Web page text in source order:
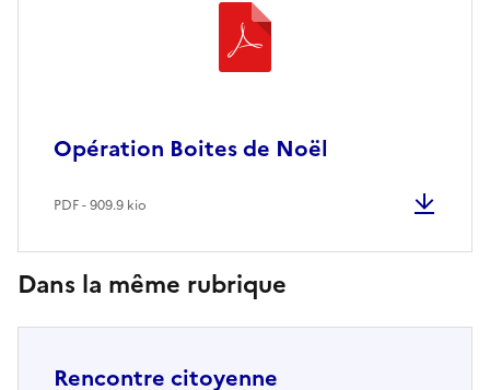
Opération Boites de Noël
PDF - 909.9 kio
Dans la même rubrique
Rencontre citoyenne